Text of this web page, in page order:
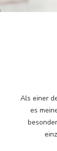
Als einer
es